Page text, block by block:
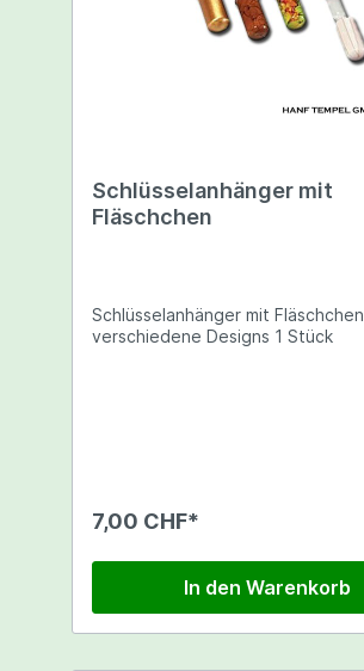
Schlüsselanhänger mit
Fläschchen
Schlüsselanhänger mit Fläschchen
verschiedene Designs 1 Stück
7,00 CHF*
In den Warenkorb